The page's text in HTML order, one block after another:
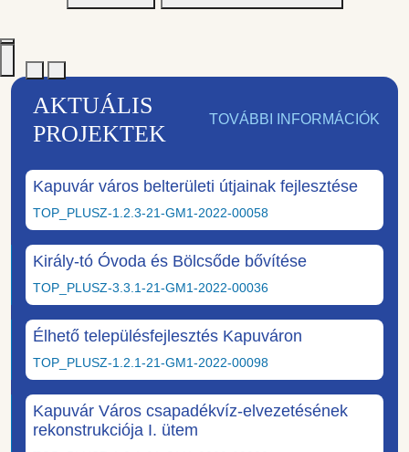
AKTUÁLIS
PROJEKTEK
TOVÁBBI INFORMÁCIÓK
Kapuvár város belterületi útjainak fejlesztése
TOP_PLUSZ-1.2.3-21-GM1-2022-00058
Király-tó Óvoda és Bölcsőde bővítése
TOP_PLUSZ-3.3.1-21-GM1-2022-00036
Élhető településfejlesztés Kapuváron
TOP_PLUSZ-1.2.1-21-GM1-2022-00098
Kapuvár Város csapadékvíz-elvezetésének
rekonstrukciója I. ütem